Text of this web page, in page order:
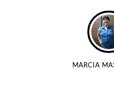
MARCIA